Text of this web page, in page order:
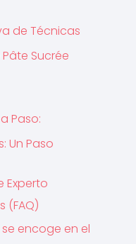
de Técnicas
Sucrée
Paso:
Un Paso
Experto
(FAQ)
encoge en el